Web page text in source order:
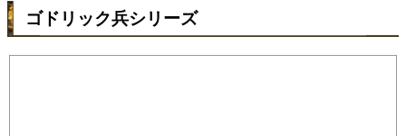
ゴドリック兵シリーズ